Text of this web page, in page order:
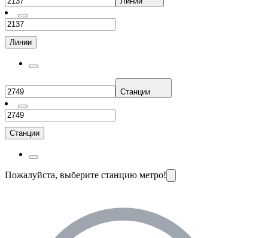
Линии
Станции
Станции
Пожалуйста, выберите станцию метро!